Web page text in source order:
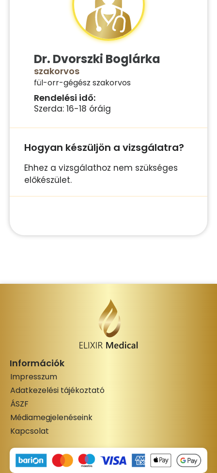
Dr. Dvorszki Boglárka
szakorvos
fül-orr-gégész szakorvos
Rendelési idő:
Szerda: 16-18 óráig
Hogyan készüljön a vizsgálatra?
Ehhez a vizsgálathoz nem szükséges
előkészület.
Információk
Impresszum
Adatkezelési tájékoztató
ÁSZF
Médiamegjelenéseink
Kapcsolat